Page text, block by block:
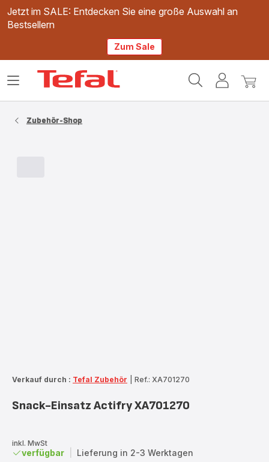
Jetzt im SALE: Entdecken Sie eine große Auswahl an
Bestsellern
Zum Sale
Mein
Mein
Das
Zubehör-Shop
Verkauf durch : Tefal Zubehör Ref.: XA701270
Snack-Einsatz Actifry XA701270
inkl. MwSt
verfügbar Lieferung in 2-3 Werktagen